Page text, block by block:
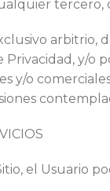
Privacidad, y/
y/o
el Usuario